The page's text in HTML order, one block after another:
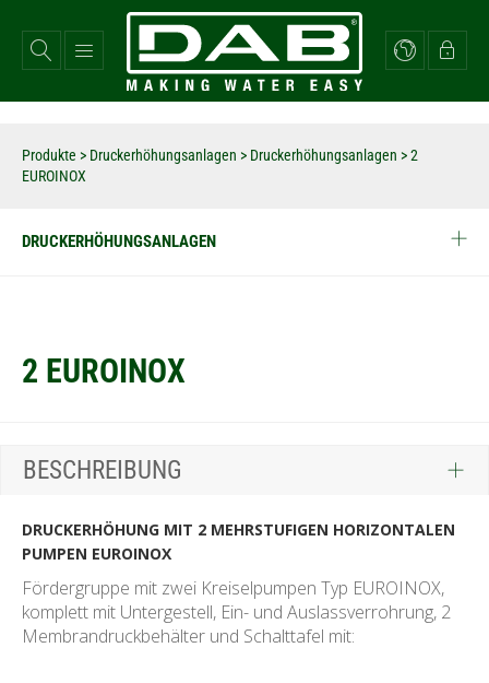
zum
Inhalt
Produkte > Druckerhöhungsanlagen > Druckerhöhungsanlagen >2
EUROINOX
DRUCKERHÖHUNGSANLAGEN
2 EUROINOX
BESCHREIBUNG
DRUCKERHÖHUNG MIT 2 MEHRSTUFIGEN HORIZONTALEN
PUMPEN EUROINOX
Fördergruppe mit zwei Kreiselpumpen Typ EUROINOX,
komplett mit Untergestell, Ein- und Auslassverrohrung, 2
Membrandruckbehälter und Schalttafel mit: